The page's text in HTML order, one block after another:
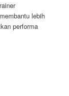
lebih
performa